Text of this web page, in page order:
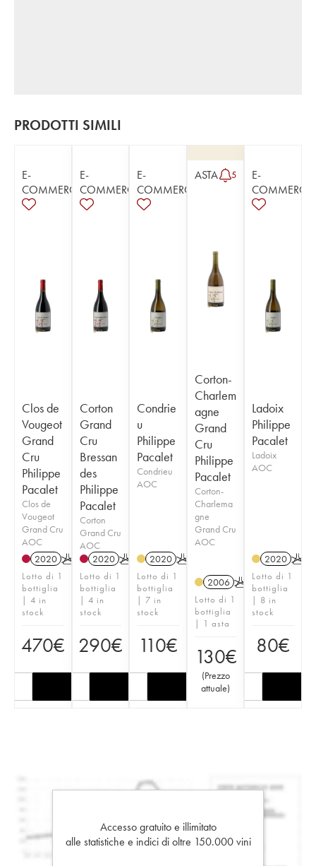
PRODOTTI SIMILI
E-
COMMERCE
Clos de
Vougeot
Grand
Cru
Philippe
Pacalet
Clos de
Vougeot
Grand Cru
AOC
2020 K
Lotto di 1
bottiglia
| 4 in
stock
470€
E-
COMMERCE
Corton
Grand
Cru
Bressan
des
Philippe
Pacalet
Corton
Grand Cru
AOC
2020 K
Lotto di 1
bottiglia
| 4 in
stock
290€
E-
COMMERCE
Condrie
u
Philippe
Pacalet
Condrieu
AOC
2020 K
Lotto di 1
bottiglia
| 7 in
stock
110€
ASTA 5
Corton-
Charlem
agne
Grand
Cru
Philippe
Pacalet
Corton-
Charlema
gne
Grand Cru
AOC
2006 K
Lotto di 1
bottiglia
| 1 asta
130€
(Prezzo
attuale)
E-
COMMERCE
Ladoix
Philippe
Pacalet
Ladoix
AOC
2020 K
Lotto di 1
bottiglia
| 8 in
stock
80€
Accesso gratuito e illimitato
alle statistiche e indici di oltre 150.000 vini